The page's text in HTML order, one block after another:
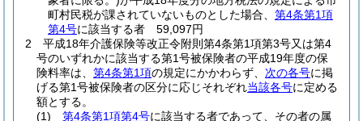
町村民税が課されていないものとした場合、 第4条第1項
第4号に該当する者 59,097円
2
平成18年介護保険等改正令附則第4条第1項第3号又は第4
号のいずれかに該当する第1号被保険者の平成19年度の保
険料率は、 第4条第1項の規定にかかわらず、 次の各号に掲
げる第1号被保険者の区分に応じそれぞれ当該各号に定める
額とする。
(1)
第4条第1項第4号に該当する者であって、その者の属